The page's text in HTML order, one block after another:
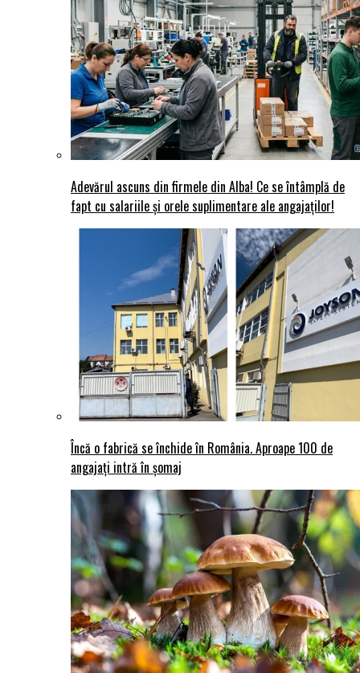
Adevărul ascuns din firmele din Alba! Ce se întâmplă de
fapt cu salariile și orele suplimentare ale angajaților!
Încă o fabrică se închide în România. Aproape 100 de
angajați intră în șomaj